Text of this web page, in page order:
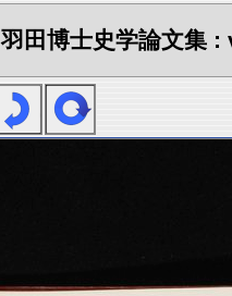
羽田博士史学論文集 :